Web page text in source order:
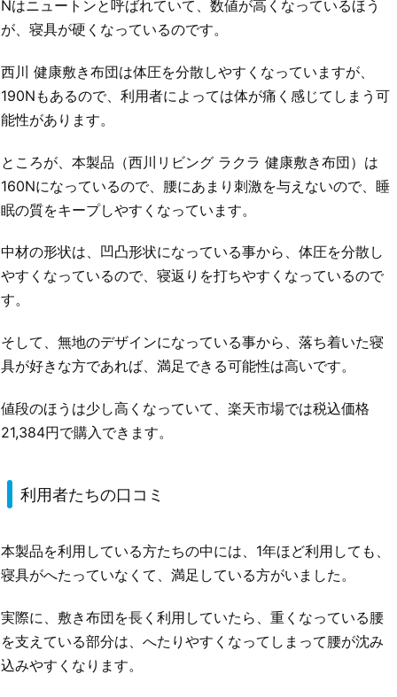
Nはニュートンと呼ばれていて、数値が高くなっているほう
が、寝具が硬くなっているのです。
西川 健康敷き布団は体圧を分散しやすくなっていますが、
190Nもあるので、利用者によっては体が痛く感じてしまう可
能性があります。
ところが、本製品（西川リビング ラクラ 健康敷き布団）は
160Nになっているので、腰にあまり刺激を与えないので、睡
眠の質をキープしやすくなっています。
中材の形状は、凹凸形状になっている事から、体圧を分散し
やすくなっているので、寝返りを打ちやすくなっているので
す。
そして、無地のデザインになっている事から、落ち着いた寝
具が好きな方であれば、満足できる可能性は高いです。
値段のほうは少し高くなっていて、楽天市場では税込価格
21,384円で購入できます。
利用者たちの口コミ
本製品を利用している方たちの中には、1年ほど利用しても、
寝具がへたっていなくて、満足している方がいました。
実際に、敷き布団を長く利用していたら、重くなっている腰
を支えている部分は、へたりやすくなってしまって腰が沈み
込みやすくなります。